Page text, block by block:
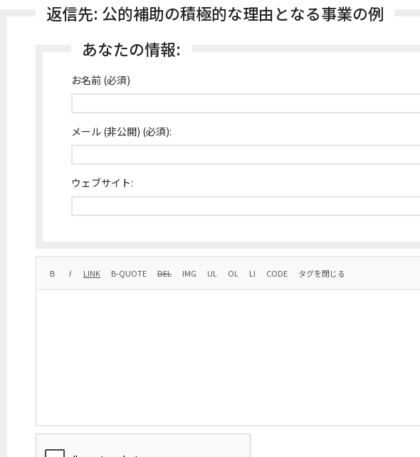
返信先: 公的補助の積極的な理由となる事業の例
あなたの情報:
お名前 (必須)
メール (非公開) (必須):
ウェブサイト: